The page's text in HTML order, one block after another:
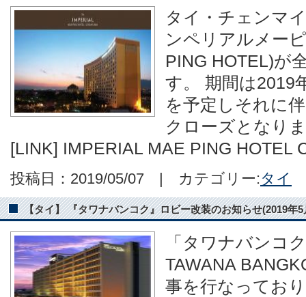
タイ・チェンマ
ンペリアルメー
PING HOTEL)が
す。 期間は2019
を予定しそれに
クローズとなり
[LINK] IMPERIAL MAE PING HOTEL
投稿日：2019/05/07 | カテゴリー: タイ
【タイ】 『タワナバンコク』ロビー改装のお知らせ(2019年
「タワナバンコ
TAWANA
事を行なってお